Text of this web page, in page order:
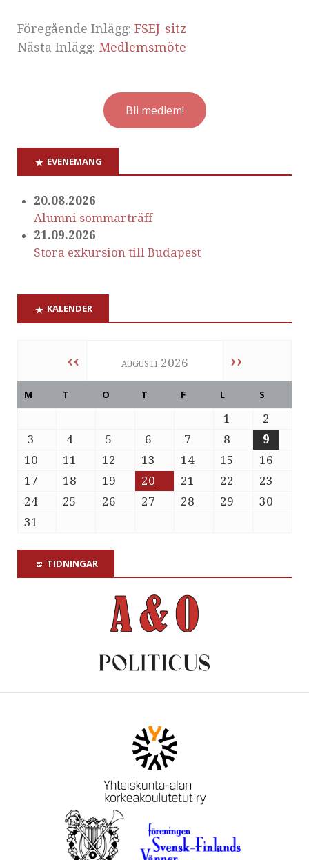
Föregående Inlägg: FSEJ-sitz
Nästa Inlägg: Medlemsmöte
Bli medlem!
EVENEMANG
20.08.2026
Alumni sommarträff
21.09.2026
Stora exkursion till Budapest
KALENDER
‹‹ augusti 2026 ››
M T O T F L S
1
2
3
4 5 6 7 8
9
10
11 12 13 14 15
16
17
18 19 20 21 22
23
24
25 26 27 28 29
30
31
TIDNINGAR